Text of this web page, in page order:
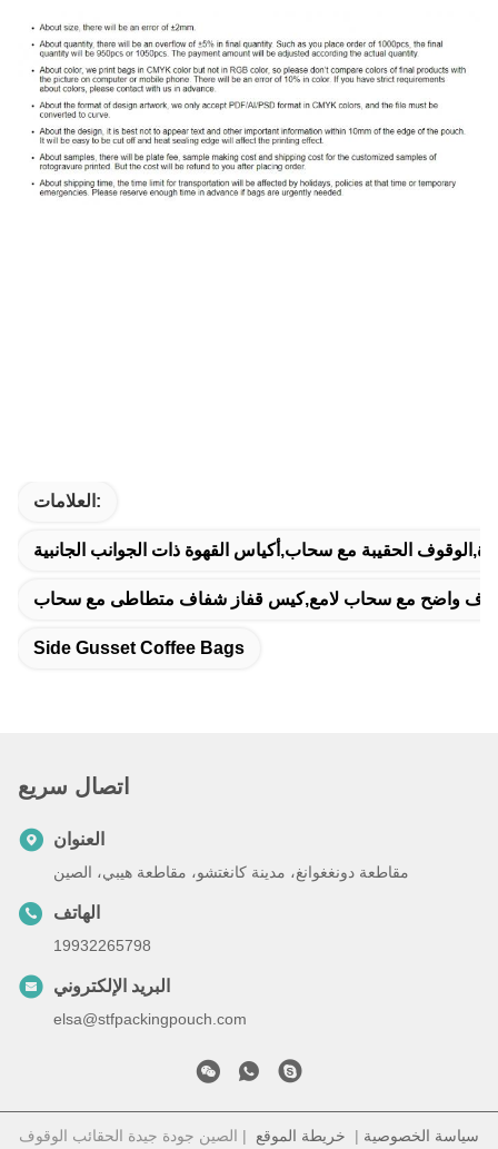
العلامات:
الحقيبة مع سحاب,أكياس القهوة ذات الجوانب الجانبية
واضح مع سحاب لامع,كيس قفاز شفاف متطاطى مع سحاب
Side Gusset Coffee Bags
اتصال سريع
العنوان
مقاطعة دونغغوانغ، مدينة كانغتشو، مقاطعة هيبي، الصين
الهاتف
19932265798
البريد الإلكتروني
elsa@stfpackingpouch.com
سياسة الخصوصية | خريطة الموقع | الصين جودة جيدة الحقائب الوقوف